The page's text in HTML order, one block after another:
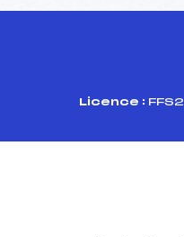
Licence :